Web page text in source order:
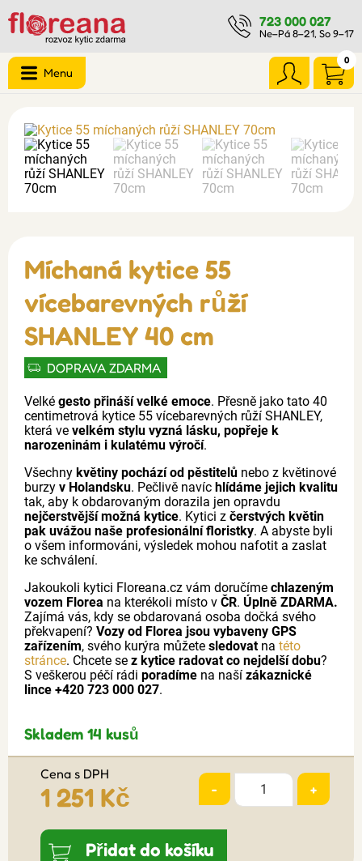
723 000 027
Ne–Pá 8–21, So 9–17
0
Menu
Míchaná kytice 55
vícebarevných růží
SHANLEY 40 cm
DOPRAVA ZDARMA
Velké gesto přináší velké emoce. Přesně jako tato 40
centimetrová kytice 55 vícebarevných růží SHANLEY,
která ve velkém stylu vyzná lásku, popřeje k
narozeninám i kulatému výročí.
Všechny květiny pochází od pěstitelů nebo z květinové
burzy v Holandsku. Pečlivě navíc hlídáme jejich kvalitu
tak, aby k obdarovaným dorazila jen opravdu
nejčerstvější možná kytice. Kytici z čerstvých květin
pak uvážou naše profesionální floristky. A abyste byli
o všem informováni, výsledek mohou nafotit a zaslat
ke schválení.
Jakoukoli kytici Floreana.cz vám doručíme chlazeným
vozem Florea na kterékoli místo v ČR. Úplně ZDARMA.
Zajímá vás, kdy se obdarovaná osoba dočká svého
překvapení? Vozy od Florea jsou vybaveny GPS
zařízením, svého kurýra můžete sledovatna této
stránce. Chcete se z kytice radovat co nejdelší dobu?
S veškerou péčí rádi poradíme na naší zákaznické
lince +420 723 000 027.
Skladem 14 kusů
Cena s DPH
1 251 Kč - +
Přidat do košíku